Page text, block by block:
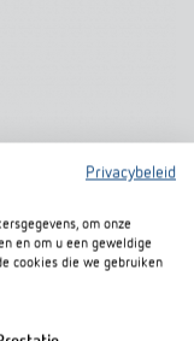
Privacybeleid
om onze
en om u een geweldige
cookies die we gebruiken